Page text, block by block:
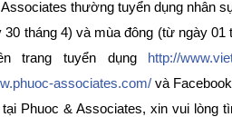
thường tuyển dụng nhân
30 tháng 4) và mùa đông (từ ngày
trang tuyển dụng http://
associates.com/ và
Phuoc & Associates, xin vui lòng